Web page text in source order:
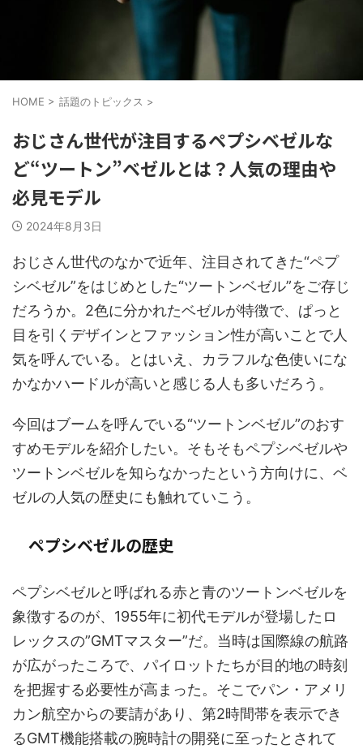
HOME > 話題のトピックス >
おじさん世代が注目するペプシベゼルな
ど“ツートン”ベゼルとは？人気の理由や
必見モデル
2024年8月3日
おじさん世代のなかで近年、注目されてきた“ペプ
シベゼル”をはじめとした“ツートンベゼル”をご存じ
だろうか。2色に分かれたベゼルが特徴で、ぱっと
目を引くデザインとファッション性が高いことで人
気を呼んでいる。とはいえ、カラフルな色使いにな
かなかハードルが高いと感じる人も多いだろう。
今回はブームを呼んでいる“ツートンベゼル”のおす
すめモデルを紹介したい。そもそもペプシベゼルや
ツートンベゼルを知らなかったという方向けに、ベ
ゼルの人気の歴史にも触れていこう。
ペプシベゼルの歴史
ペプシベゼルと呼ばれる赤と青のツートンベゼルを
象徴するのが、1955年に初代モデルが登場したロ
レックスの”GMTマスター”だ。当時は国際線の航路
が広がったころで、パイロットたちが目的地の時刻
を把握する必要性が高まった。そこでパン・アメリ
カン航空からの要請があり、第2時間帯を表示でき
るGMT機能搭載の腕時計の開発に至ったとされて